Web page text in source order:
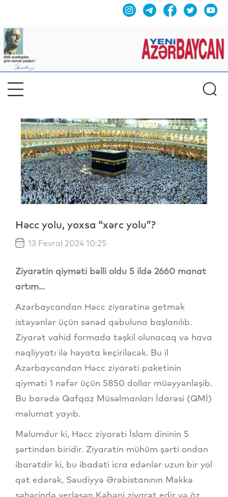
Həcc yolu, yoxsa “xərc yolu”?
13 Fevral 2024 10:25
Ziyarətin qiyməti bəlli oldu 5 ildə 2660 manat
artım...
Azərbaycandan Həcc ziyarətinə getmək
istəyənlər üçün sənəd qəbuluna başlanılıb.
Ziyarət vahid formada təşkil olunacaq və hava
nəqliyyatı ilə həyata keçiriləcək. Bu il
Azərbaycandan Həcc ziyarəti paketinin
qiyməti 1 nəfər üçün 5850 dollar müəyyənləşib.
Bu barədə Qafqaz Müsəlmanları İdarəsi (QMİ)
məlumat yayıb.
Məlumdur ki, Həcc ziyarəti İslam dininin 5
şərtindən biridir. Ziyarətin mühüm şərti ondan
ibarətdir ki, bu ibadəti icra edənlər uzun bir yol
qət edərək, Səudiyyə Ərəbistanının Məkkə
şəhərində yerləşən Kəbəni ziyarət edir və öz